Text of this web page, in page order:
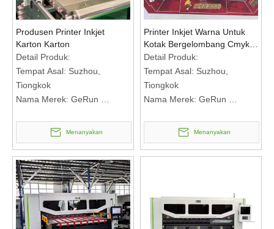
Produsen Printer Inkjet
Karton Karton
Detail Produk:
Tempat Asal: Suzhou,
Tiongkok
Nama Merek: GeRun
Syarat Pembayaran &
Pengiriman:
Jumlah Pesanan Minimum: 1
set
Harga: RMB Bertemu untuk
membicarakan
Syarat Pembayaran: T/T
Menanyakan
Printer Inkjet Warna Untuk
Kotak Bergelombang Cmyk
Intelligent Printing Multifungsi
Detail Produk:
Tempat Asal: Suzhou,
Tiongkok
Nama Merek: GeRun
Syarat Pembayaran &
Pengiriman:
Jumlah Pesanan Minimum: 1
membicarakan
Syarat Pembayaran: T/T
Menanyakan